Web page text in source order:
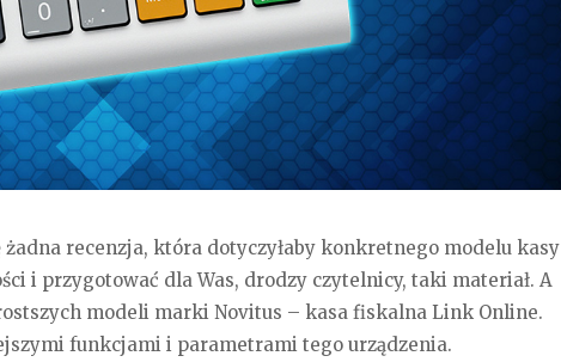
recenzja, która dotyczyłaby konkretnego modelu kasy
i przygotować dla Was, drodzy czytelnicy, taki materiał. A
modeli marki Novitus – kasa fiskalna Link Online.
funkcjami i parametrami tego urządzenia.